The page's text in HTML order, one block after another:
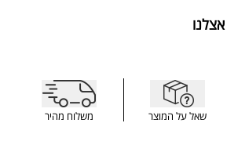
שאל על המוצר משלוח מהיר